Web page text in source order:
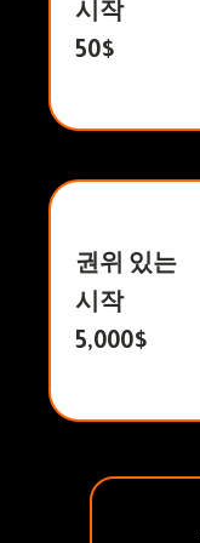
시작
50$
권위 있는
시작
5,000$